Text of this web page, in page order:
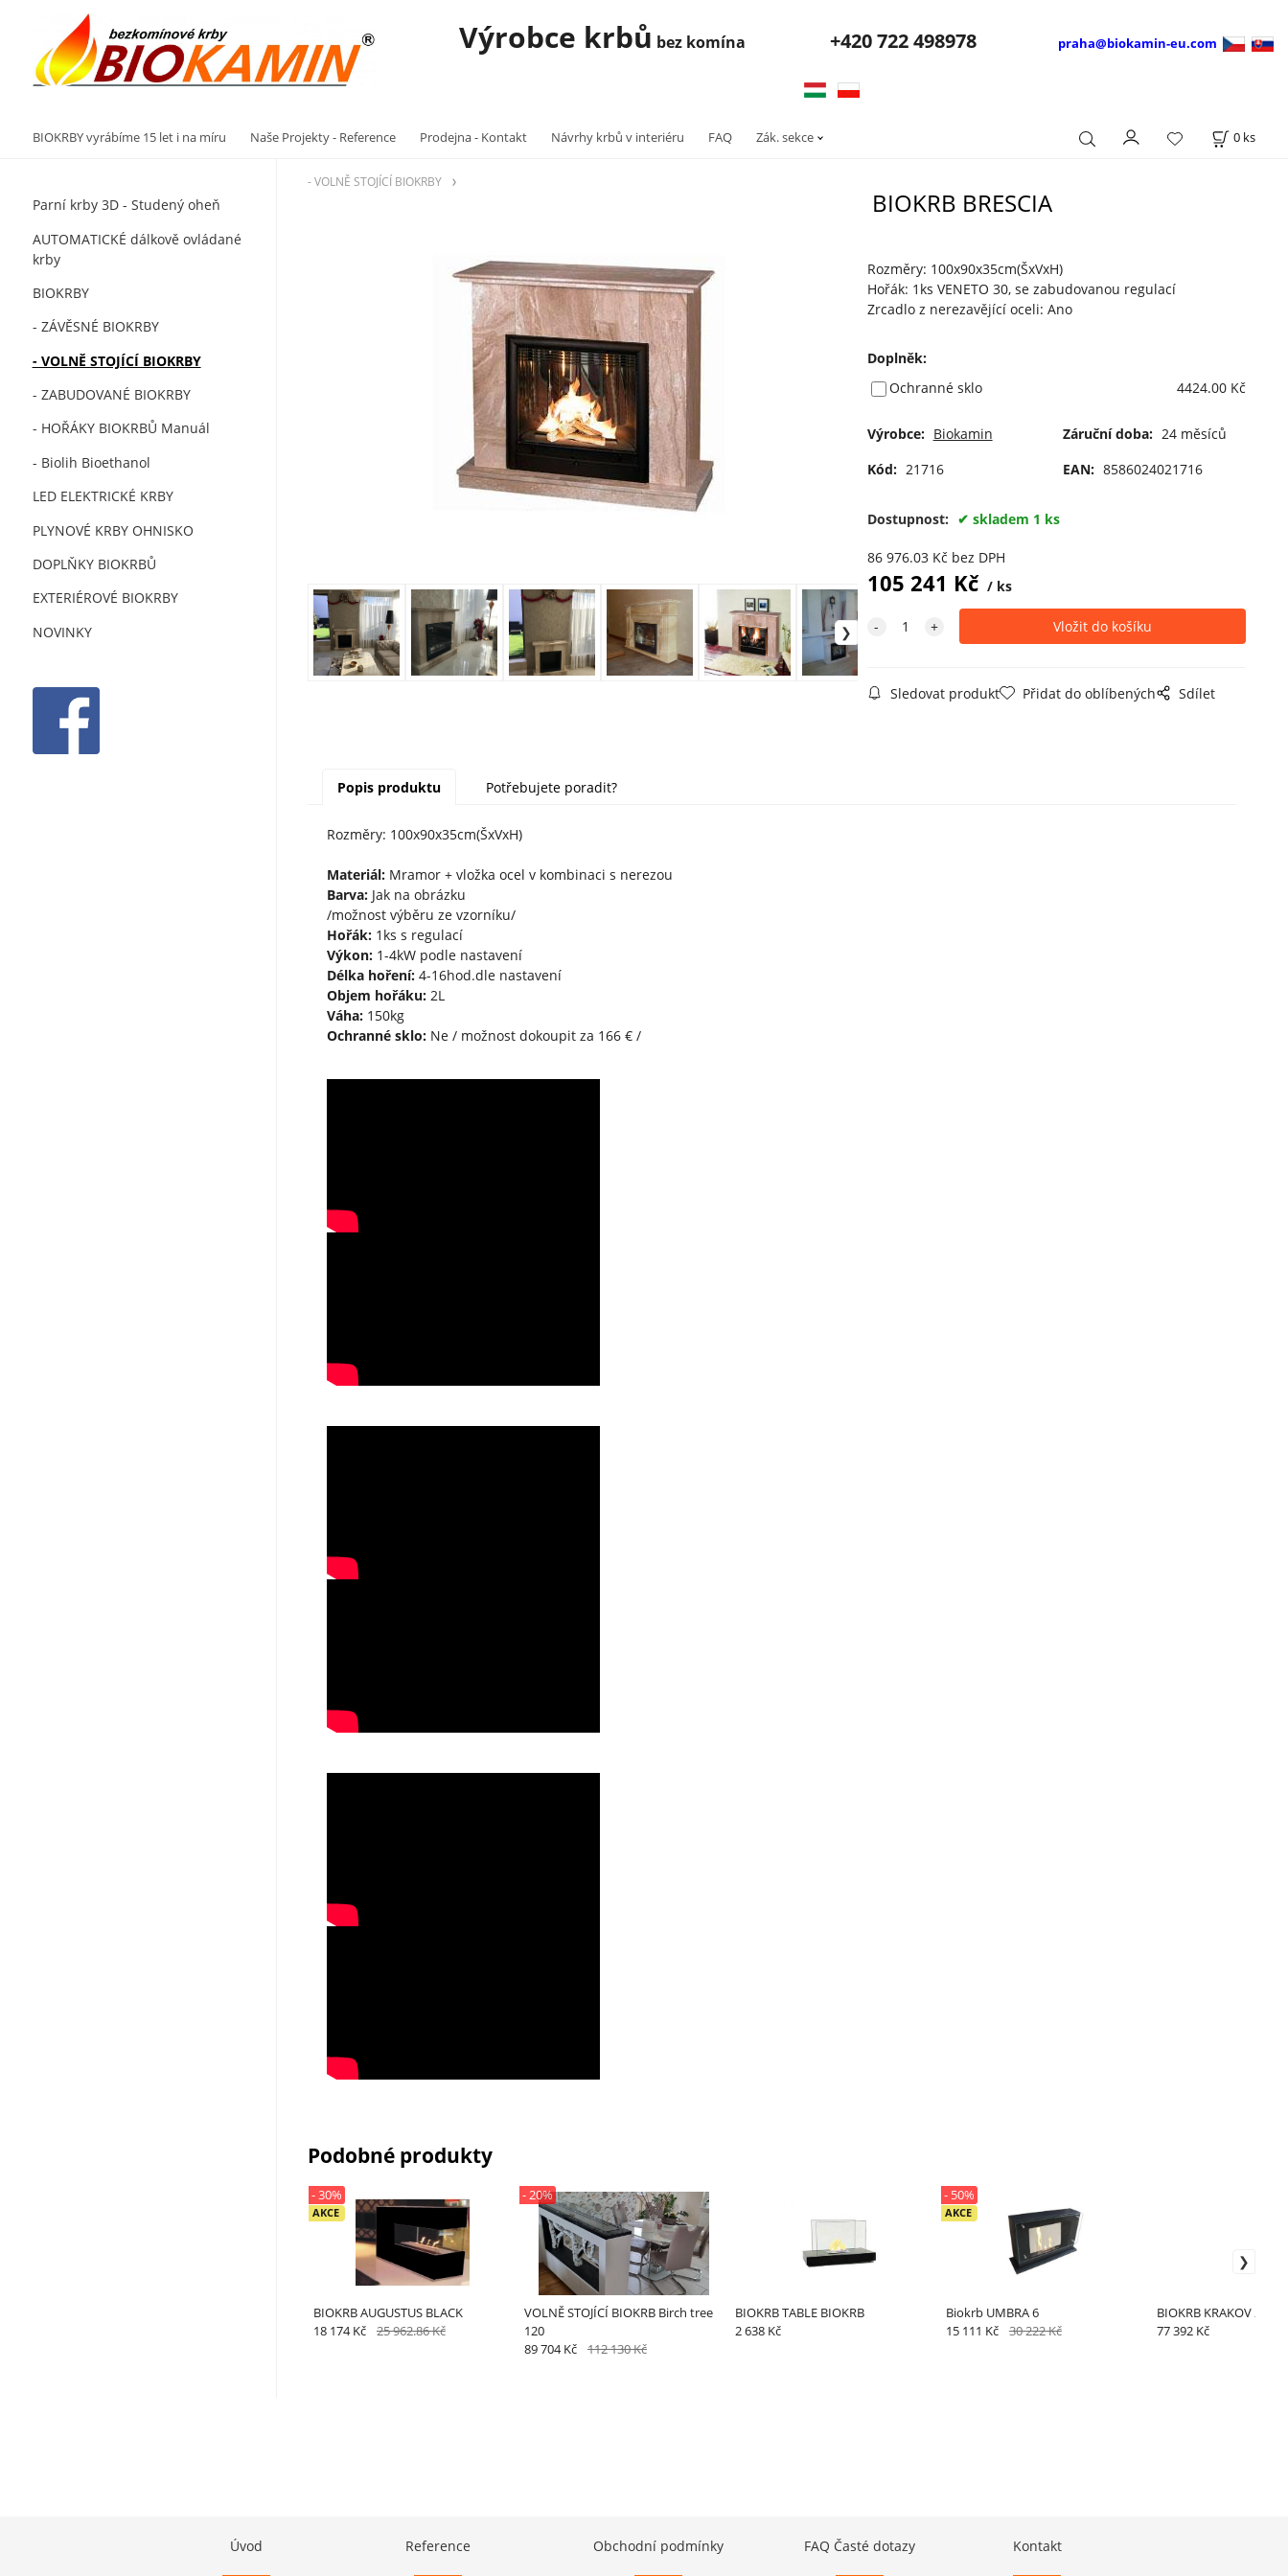
Výrobce krbů bez komína +420722 498978 praha@biokamin-eu.com
BIOKRBY vyrábíme 15 let i na míru Naše Projekty - Reference Prodejna - Kontakt Návrhy krbů v interiéru FAQ Zák. sekce 0 ks
Parní krby 3D - Studený oheň
AUTOMATICKÉ dálkově ovládané
krby
BIOKRBY
- ZÁVĚSNÉ BIOKRBY
- VOLNĚ STOJÍCÍ BIOKRBY
- ZABUDOVANÉ BIOKRBY
- HOŘÁKY BIOKRBŮ Manuál
- Biolih Bioethanol
LED ELEKTRICKÉ KRBY
PLYNOVÉ KRBY OHNISKO
DOPLŇKY BIOKRBŮ
EXTERIÉROVÉ BIOKRBY
NOVINKY
- VOLNĚ STOJÍCÍ BIOKRBY
BIOKRB BRESCIA
Rozměry: 100x90x35cm(ŠxVxH)
Hořák: 1ks VENETO 30, se zabudovanou regulací
Zrcadlo z nerezavějící oceli: Ano
Doplněk:
Ochranné sklo
4424.00 Kč
Výrobce: Biokamin Záruční doba: 24 měsíců
Kód: 21716 EAN: 8586024021716
Dostupnost: skladem 1 ks
86 976.03Kč bez DPH
105 241 Kč ks
Sledovat produkt Přidat do oblíbených Sdílet
Popis produktu Potřebujete poradit?
Rozměry: 100x90x35cm(ŠxVxH)
Materiál:Mramor + vložka ocel v kombinaci s nerezou
Barva:Jak na obrázku
/možnost výběru ze vzorníku/
Hořák:1ks s regulací
Výkon:1-4kW podle nastavení
Délka hoření:4-16hod.dle nastavení
Objem hořáku:2L
Váha:150kg
Ochranné sklo:Ne / možnost dokoupit za 166 € /
Podobné produkty
BIOKRB AUGUSTUS BLACK
AKCE
- 30%
18 174 Kč 25 962.86 Kč
VOLNĚ STOJÍCÍ BIOKRB Birch tree
120
- 20%
89 704 Kč 112 130 Kč
BIOKRB TABLE BIOKRB
2 638 Kč
Biokrb UMBRA 6
AKCE
- 50%
15 111 Kč 30 222 Kč
BIOKRB KRAKOV 2
77 392 Kč
Úvod Reference Obchodní podmínky FAQ Časté dotazy Kontakt